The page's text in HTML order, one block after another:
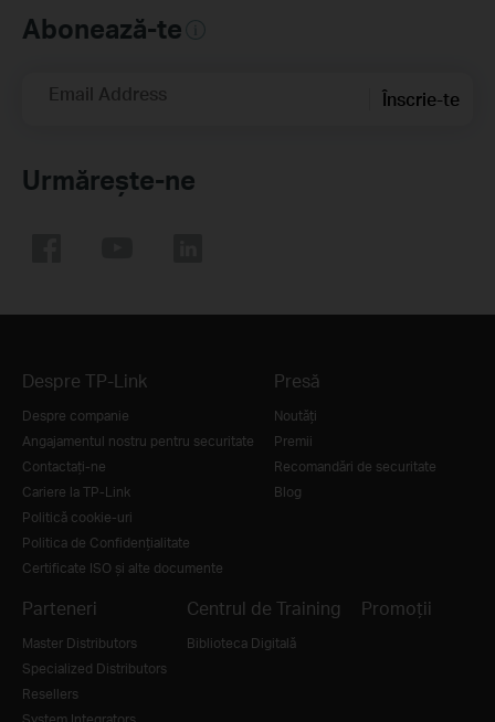
Abonează-te
Email Address Înscrie-te
Urmărește-ne
Despre TP-Link
Despre companie
Angajamentul nostru pentru securitate
Contactați-ne
Cariere la TP-Link
Politică cookie-uri
Politica de Confidențialitate
Certificate ISO și alte documente
Presă
Noutăţi
Premii
Recomandări de securitate
Blog
Parteneri
Master Distributors
Specialized Distributors
Resellers
Centrul de Training
Biblioteca Digitală
Promoții